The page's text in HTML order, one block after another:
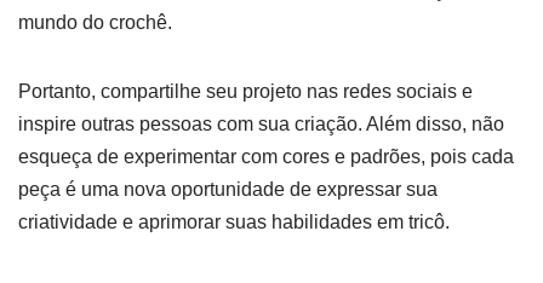
mundo do crochê.
Portanto, compartilhe seu projeto nas redes sociais e
inspire outras pessoas com sua criação. Além disso, não
esqueça de experimentar com cores e padrões, pois cada
peça é uma nova oportunidade de expressar sua
criatividade e aprimorar suas habilidades em tricô.